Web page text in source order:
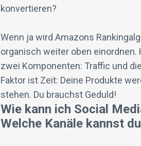
konvertieren?
Wenn ja wird Amazons
organisch weiter oben
zwei Komponenten: Traffic und
Faktor ist Zeit: Deine Produkte
stehen. Du brauchst Geduld!
Wie kann ich Social
Welche Kanäle kannst